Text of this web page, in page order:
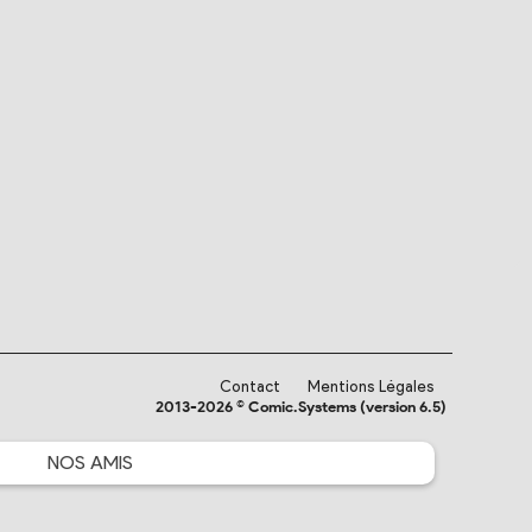
Contact
Mentions Légales
2013-2026 © Comic.Systems (version 6.5)
NOS AMIS